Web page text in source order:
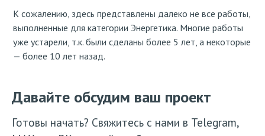
К сожалению, здесь представлены далеко не все работы,
выполненные для категории Энергетика. Многие работы
уже устарели, т.к. были сделаны более 5 лет, а некоторые
— более 10 лет назад.
Давайте обсудим ваш проект
Готовы начать? Свяжитесь с нами в Telegram,